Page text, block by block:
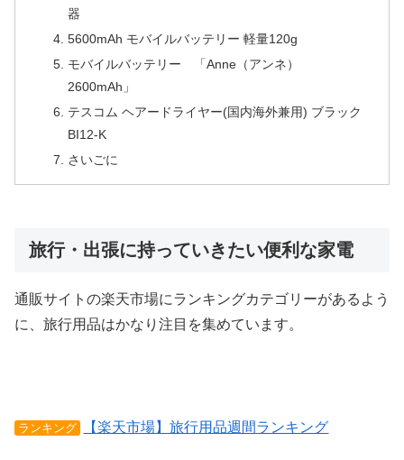
器
5600mAh モバイルバッテリー 軽量120g
モバイルバッテリー 「Anne（アンネ）
2600mAh」
テスコム ヘアードライヤー(国内海外兼用) ブラック
BI12-K
さいごに
旅行・出張に持っていきたい便利な家電
通販サイトの楽天市場にランキングカテゴリーがあるよう
に、旅行用品はかなり注目を集めています。
ランキング 【楽天市場】旅行用品週間ランキング